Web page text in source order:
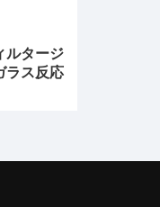
ルタージ
ラス反応